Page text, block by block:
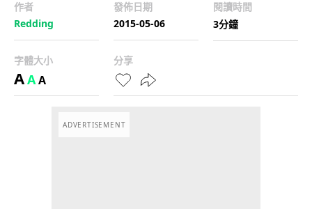
作者
Redding
發佈日期
2015-05-06
閱讀時間
3分鐘
字體大小
AAA
分享
ADVERTISEMENT